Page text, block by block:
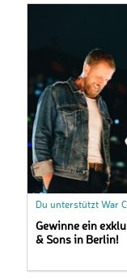
Du unterstützt War
Gewinne ein
& Sons in Berlin!